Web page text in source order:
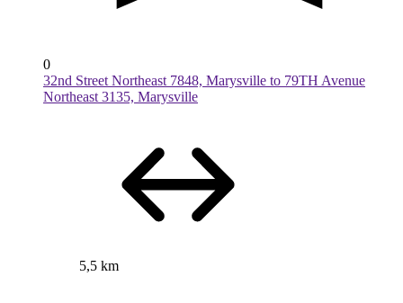
0
32nd Street Northeast 7848, Marysville to 79TH Avenue
Northeast 3135, Marysville
5,5 km